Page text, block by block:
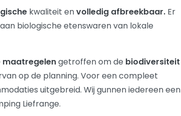
kwaliteit envolledig afbreekbaar.Er
biologische etenswaren van lokale
maatregelengetroffen om de biodiversiteit
op de planning. Voor een compleet
uitgebreid. Wij gunnen iedereen een
Liefrange.